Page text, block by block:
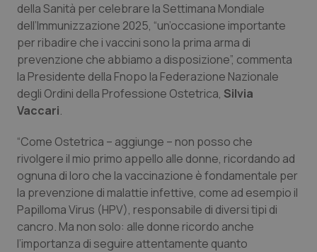
Basilicata
Calabria
Campania
Friuli Venezia Giulia
Lazio
Liguria
Artrite & artrosi
Asma & BPCO
Car-T
Dermatite Atopica
Diabete & glucometri
Disturbi dell’umore
QS Club Newsletter
della Sanità per celebrare la Settimana Mondiale
dell’Immunizzazione 2025, “un’occasione importante
per ribadire che i vaccini sono la prima arma di
prevenzione che abbiamo a disposizione”, commenta
la Presidente della Fnopo la Federazione Nazionale
degli Ordini della Professione Ostetrica, Silvia
Vaccari.
“Come Ostetrica – aggiunge – non posso che
rivolgere il mio primo appello alle donne, ricordando ad
ognuna di loro che la vaccinazione è fondamentale per
la prevenzione di malattie infettive, come ad esempio il
Papilloma Virus (HPV), responsabile di diversi tipi di
cancro. Ma non solo: alle donne ricordo anche
l’importanza di seguire attentamente quanto